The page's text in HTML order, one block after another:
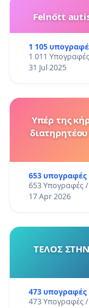
Felnőtt
1 105
1 011
31 Jul 2025
Υπέρ της
διατηρητέου
653 υπογραφές
653 Υπογραφές
17 Apr 2026
ΤΕΛΟΣ
473 υπογραφές
473 Υπογραφές